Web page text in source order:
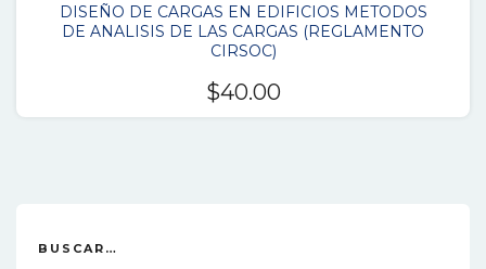
DISEÑO DE CARGAS EN EDIFICIOS METODOS
DE ANALISIS DE LAS CARGAS (REGLAMENTO
CIRSOC)
$40.00
BUSCAR…